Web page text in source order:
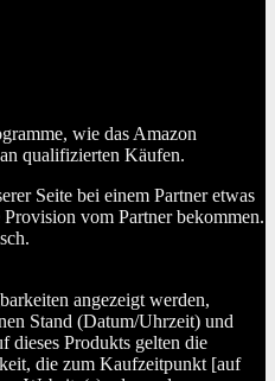
wie das Amazon
qualifizierten Käufen.
Seite bei einem Partner etwas
vom Partner bekommen.
angezeigt werden,
Stand (Datum/Uhrzeit) und
dieses Produkts gelten die
die zum Kaufzeitpunkt [auf